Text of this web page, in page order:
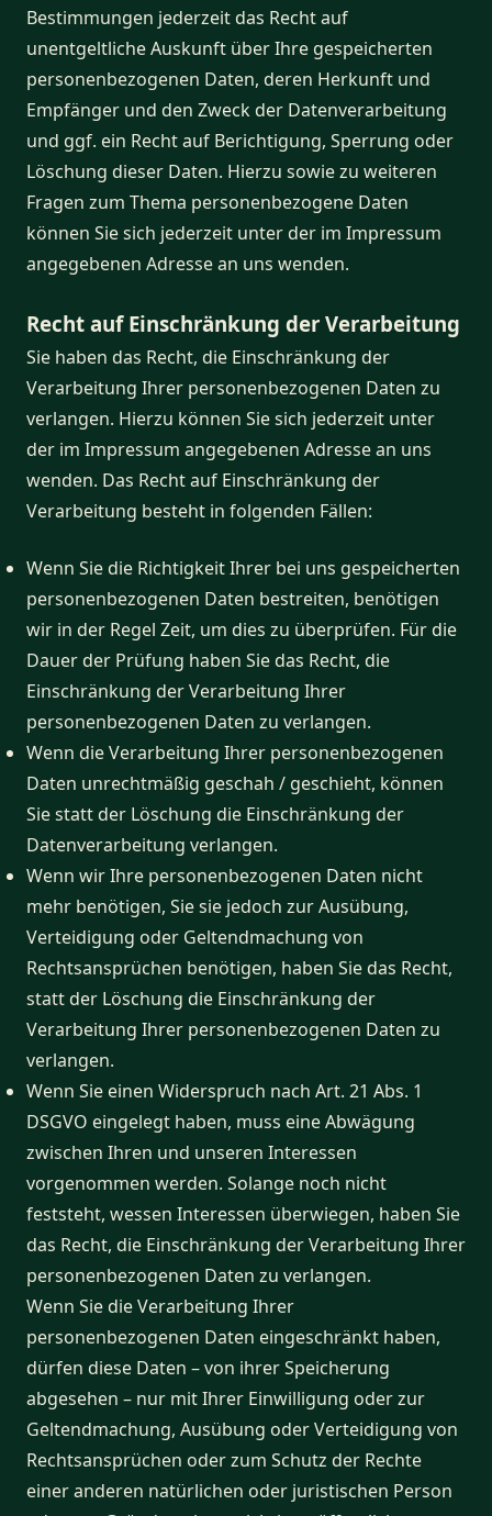
Bestimmungen jederzeit das Recht auf
unentgeltliche Auskunft über Ihre gespeicherten
personenbezogenen Daten, deren Herkunft und
Empfänger und den Zweck der Datenverarbeitung
und ggf. ein Recht auf Berichtigung, Sperrung oder
Löschung dieser Daten. Hierzu sowie zu weiteren
Fragen zum Thema personenbezogene Daten
können Sie sich jederzeit unter der im Impressum
angegebenen Adresse an uns wenden.
Recht auf Einschränkung der Verarbeitung
Sie haben das Recht, die Einschränkung der
Verarbeitung Ihrer personenbezogenen Daten zu
verlangen. Hierzu können Sie sich jederzeit unter
der im Impressum angegebenen Adresse an uns
wenden. Das Recht auf Einschränkung der
Verarbeitung besteht in folgenden Fällen:
Wenn Sie die Richtigkeit Ihrer bei uns gespeicherten
personenbezogenen Daten bestreiten, benötigen
wir in der Regel Zeit, um dies zu überprüfen. Für die
Dauer der Prüfung haben Sie das Recht, die
Einschränkung der Verarbeitung Ihrer
personenbezogenen Daten zu verlangen.
Wenn die Verarbeitung Ihrer personenbezogenen
Daten unrechtmäßig geschah / geschieht, können
Sie statt der Löschung die Einschränkung der
Datenverarbeitung verlangen.
Wenn wir Ihre personenbezogenen Daten nicht
mehr benötigen, Sie sie jedoch zur Ausübung,
Verteidigung oder Geltendmachung von
Rechtsansprüchen benötigen, haben Sie das Recht,
statt der Löschung die Einschränkung der
Verarbeitung Ihrer personenbezogenen Daten zu
verlangen.
Wenn Sie einen Widerspruch nach Art. 21 Abs. 1
DSGVO eingelegt haben, muss eine Abwägung
zwischen Ihren und unseren Interessen
vorgenommen werden. Solange noch nicht
feststeht, wessen Interessen überwiegen, haben Sie
das Recht, die Einschränkung der Verarbeitung Ihrer
personenbezogenen Daten zu verlangen.
Wenn Sie die Verarbeitung Ihrer
personenbezogenen Daten eingeschränkt haben,
dürfen diese Daten – von ihrer Speicherung
abgesehen – nur mit Ihrer Einwilligung oder zur
Geltendmachung, Ausübung oder Verteidigung von
Rechtsansprüchen oder zum Schutz der Rechte
einer anderen natürlichen oder juristischen Person